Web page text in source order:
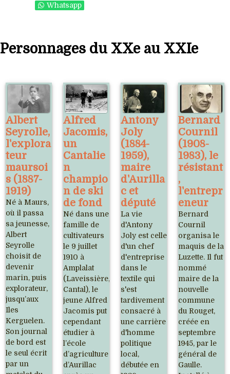
Whatsapp
Personnages du XXe au XXIe
Albert
Seyrolle,
l'explora
teur
maursoi
s (1887-
1919)
Né à Maurs,
où il passa
sa jeunesse,
Albert
Seyrolle
choisit de
devenir
marin, puis
explorateur,
jusqu’aux
Iles
Kerguelen.
Son journal
de bord est
le seul écrit
par un
Alfred
Jacomis,
un
Cantalie
n
champio
n de ski
de fond
Né dans une
famille de
cultivateurs
le 9 juillet
1910 à
Amplalat
(Laveissière,
Cantal), le
jeune Alfred
Jacomis put
cependant
étudier à
l’école
d’agriculture
d’Aurillac
Antony
Joly
(1884-
1959),
maire
d'Aurilla
c et
député
La vie
d'Antony
Joly est celle
d'un chef
d'entreprise
dans le
textile qui
s'est
tardivement
consacré à
une carrière
d'homme
politique
local,
débutée en
Bernard
Cournil
(1908-
1983), le
résistant
,
l'entrepr
eneur
Bernard
Cournil
organisa le
maquis de la
Luzette. Il fut
nommé
maire de la
nouvelle
commune
du Rouget,
créée en
septembre
1945, par le
général de
Gaulle.